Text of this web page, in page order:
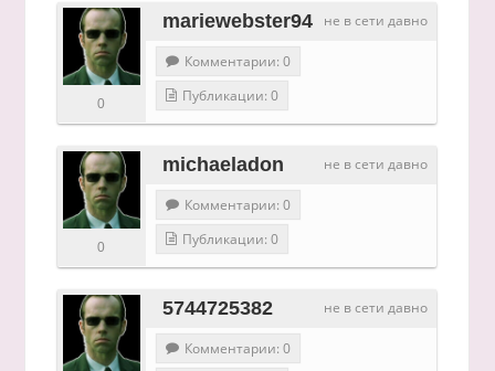
не в сети давно
mariewebster94
0
Комментарии: 0
Публикации: 0
не в сети давно
michaeladon
0
Комментарии: 0
Публикации: 0
не в сети давно
5744725382
Комментарии: 0